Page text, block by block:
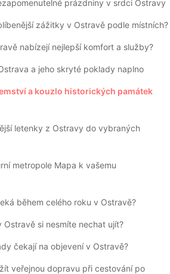
prázdniny v srdci Ostravy
zážitky v Ostravě podle místních?
nabízejí nejlepší komfort a služby?
a jeho skryté poklady naplno
a kouzlo historických památek
letenky z Ostravy do vybraných
metropole Mapa k vašemu
během celého roku v Ostravě?
Ostravě si nesmíte nechat ujít?
čekají na objevení v Ostravě?
veřejnou dopravu při cestování po